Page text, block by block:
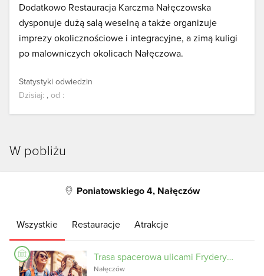
Dodatkowo Restauracja Karczma Nałęczowska
dysponuje dużą salą weselną a także organizuje
imprezy okolicznościowe i integracyjne, a zimą kuligi
po malowniczych okolicach Nałęczowa.
Statystyki odwiedzin
Dzisiaj: , od :
W pobliżu
Poniatowskiego 4, Nałęczów
Wszystkie Restauracje Atrakcje
Trasa spacerowa ulicami Fryderyka Chopina, Kolejową, Partyzantów, Marii Świtalskiej, Głębowniczą, Jana Witkiewicza, Pałuby, Stanisława Augusta Poniatowskiego
Nałęczów